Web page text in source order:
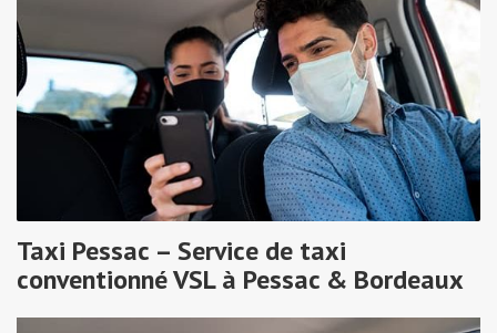
Taxi Pessac – Service de taxi
conventionné VSL à Pessac & Bordeaux